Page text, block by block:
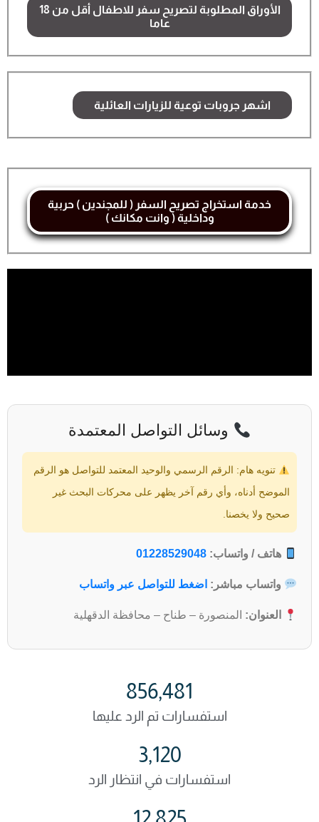
الأوراق المطلوبة لتصريح سفر للاطفال أقل من 18
عاما
اشهر جروبات توعية للزيارات العائلية
خدمة استخراج تصريح السفر ( للمجندين ) حربية
وداخلية ( وانت مكانك )
وسائل التواصل المعتمدة
تنويه هام: الرقم الرسمي والوحيد المعتمد للتواصل هو الرقم
الموضح أدناه، وأي رقم آخر يظهر على محركات البحث غير
صحيح ولا يخصنا.
هاتف / واتساب: 01228529048
واتساب مباشر: اضغط للتواصل عبر واتساب
العنوان:المنصورة – طناح – محافظة الدقهلية
استفسارات تم الرد عليها
856,481
استفسارات في انتظار الرد
3,120